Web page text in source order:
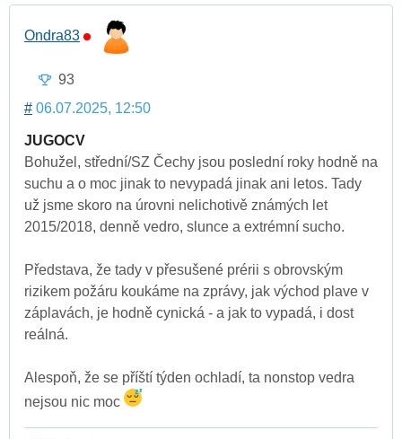
Ondra83
93
# 06.07.2025, 12:50
JUGOCV
Bohužel, střední/SZ Čechy jsou poslední roky hodně na
suchu a o moc jinak to nevypadá jinak ani letos. Tady
už jsme skoro na úrovni nelichotivě známých let
2015/2018, denně vedro, slunce a extrémní sucho.
Představa, že tady v přesušené prérii s obrovským
rizikem požáru koukáme na zprávy, jak východ plave v
záplavách, je hodně cynická - a jak to vypadá, i dost
reálná.
Alespoň, že se příští týden ochladí, ta nonstop vedra
nejsou nic moc